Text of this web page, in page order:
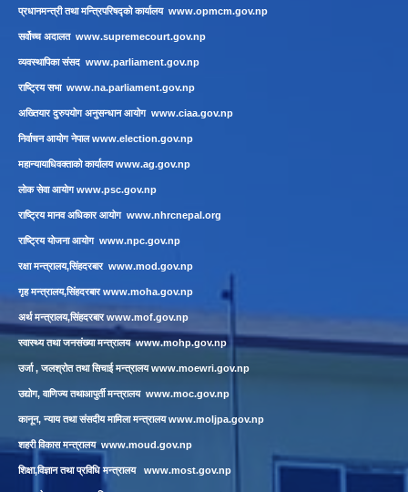
प्रधानमन्त्री तथा मन्त्रिपरिषद्को कार्यालय www.opmcm.gov.np
सर्वोच्च अदालत www.supremecourt.gov.np
व्यवस्थापिका संसद www.parliament.gov.np
राष्ट्रिय सभा www.na.parliament.gov.np
अख्तियार दुरुपयोग अनुसन्धान आयोग www.ciaa.gov.np
निर्वाचन आयोग नेपालwww.election.gov.np
महान्यायाधिवक्ताको कार्यालयwww.ag.gov.np
लाेक सेवा आयाेगwww.psc.gov.np
राष्ट्रिय मानव अधिकार आयोग www.nhrcnepal.org
राष्ट्रिय योजना आयोग www.npc.gov.np
रक्षा मन्त्रालय,सिंहदरबार www.mod.gov.np
गृह मन्त्रालय,सिंहदरबारwww.moha.gov.np
अर्थ मन्त्रालय,सिंहदरबारwww.mof.gov.np
स्वास्थ्य तथा जनसंख्या मन्त्रालयwww.mohp.gov.np
उर्जा , जलश्रोत तथा सिचाई मन्त्रालयwww.moewri.gov.np
उद्योग, वाणिज्य तथाआपुर्ती मन्त्रालय www.moc.gov.np
कानून, न्याय तथा संसदीय मामिला मन्त्रालयwww.moljpa.gov.np
शहरी विकास मन्त्रालयwww.moud.gov.np
शिक्षा,विज्ञान तथा प्रविधि मन्त्रालय www.most.gov.np